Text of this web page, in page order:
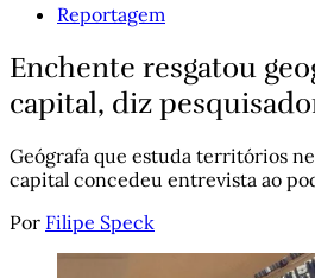
Reportagem
Enchente resgatou
capital, diz
Geógrafa que estuda territórios
capital concedeu entrevista ao
Por Filipe Speck